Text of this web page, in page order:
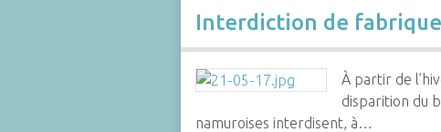
Interdiction de
À partir de
disparition du
namuroises interdisent, à…